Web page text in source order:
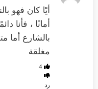
أيًا كان فهو
أمانًا ، فأنا
بالشارع أما
مغلقة
4
رد